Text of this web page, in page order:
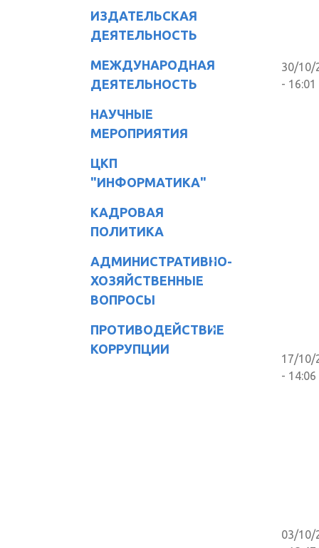
ИЗДАТЕЛЬСКАЯ
ДЕЯТЕЛЬНОСТЬ
МЕЖДУНАРОДНАЯ
ДЕЯТЕЛЬНОСТЬ
НАУЧНЫЕ
МЕРОПРИЯТИЯ
ЦКП
"ИНФОРМАТИКА"
КАДРОВАЯ
ПОЛИТИКА
АДМИНИСТРАТИВНО-
ХОЗЯЙСТВЕННЫЕ
ВОПРОСЫ
ПРОТИВОДЕЙСТВИЕ
КОРРУПЦИИ
30/10/
- 16:01
17/10/
- 14:06
03/10/